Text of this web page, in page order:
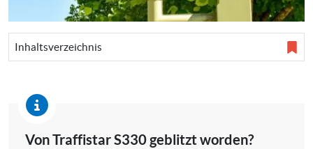
Inhaltsverzeichnis
Von Traffistar S330 geblitzt worden?